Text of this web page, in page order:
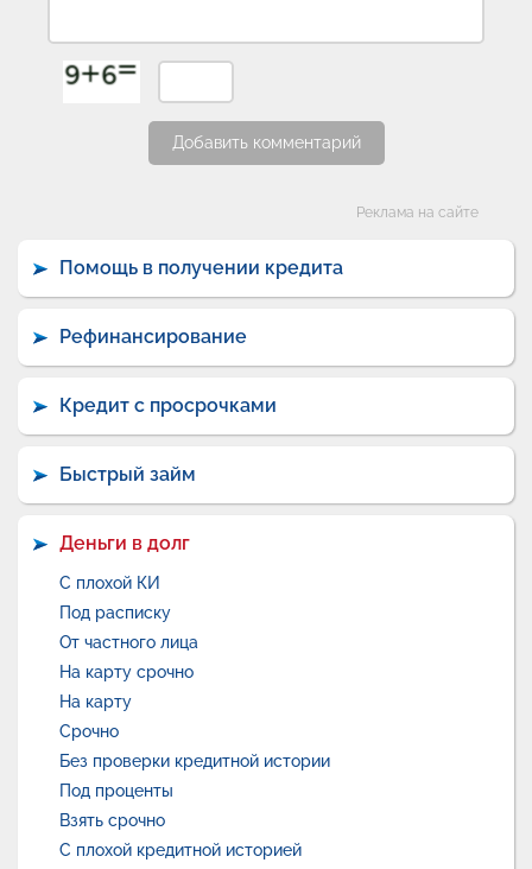
Добавить комментарий
Реклама на сайте
Помощь в получении кредита
Рефинансирование
Кредит с просрочками
Быстрый займ
Деньги в долг
С плохой КИ
Под расписку
От частного лица
На карту срочно
На карту
Срочно
Без проверки кредитной истории
Под проценты
Взять срочно
С плохой кредитной историей